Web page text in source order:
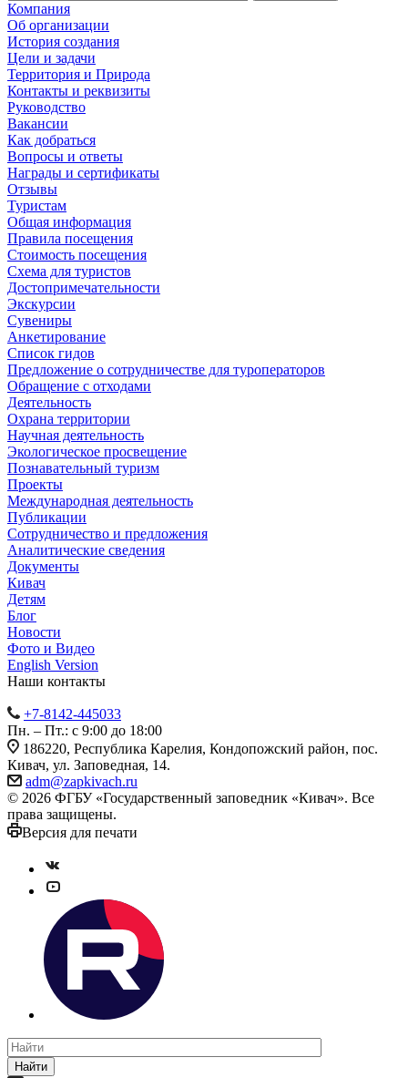
Компания
Об организации
История создания
Цели и задачи
Территория и Природа
Контакты и реквизиты
Руководство
Вакансии
Как добраться
Вопросы и ответы
Награды и сертификаты
Отзывы
Туристам
Общая информация
Правила посещения
Стоимость посещения
Схема для туристов
Достопримечательности
Экскурсии
Сувениры
Анкетирование
Список гидов
Предложение о сотрудничестве для туроператоров
Обращение с отходами
Деятельность
Охрана территории
Научная деятельность
Экологическое просвещение
Познавательный туризм
Проекты
Международная деятельность
Публикации
Сотрудничество и предложения
Аналитические сведения
Документы
Кивач
Детям
Блог
Новости
Фото и Видео
English Version
Наши контакты
+7-8142-445033
Пн. – Пт.: с 9:00 до 18:00
186220, Республика Карелия, Кондопожский район, пос.
Кивач, ул. Заповедная, 14.
adm@zapkivach.ru
© 2026 ФГБУ «Государственный заповедник «Кивач». Все
права защищены.
Версия для печати
Найти